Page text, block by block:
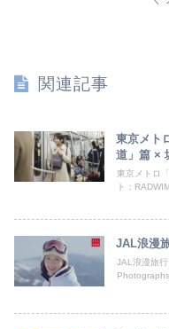
関連記事
東京メト
道」篇 ×
東京メトロ
ト：
JAL浪漫
JAL浪漫旅